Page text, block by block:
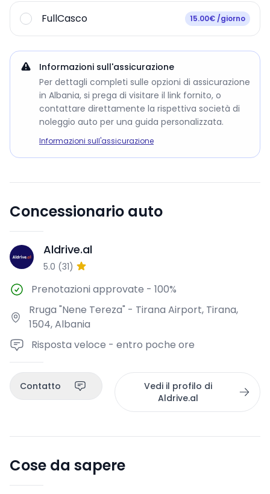
FullCasco 15.00€ /giorno
Informazioni sull'assicurazione
Per dettagli completi sulle opzioni di assicurazione
in Albania, si prega di visitare il link fornito, o
contattare direttamente la rispettiva società di
noleggio auto per una guida personalizzata.
Informazioni sull'assicurazione
Concessionario auto
A Aldrive.al
5.0 (31)
Prenotazioni approvate - 100%
Rruga "Nene Tereza" - Tirana Airport, Tirana,
1504, Albania
Risposta veloce - entro poche ore
Contatto
Vedi il profilo di
Aldrive.al
Cose da sapere